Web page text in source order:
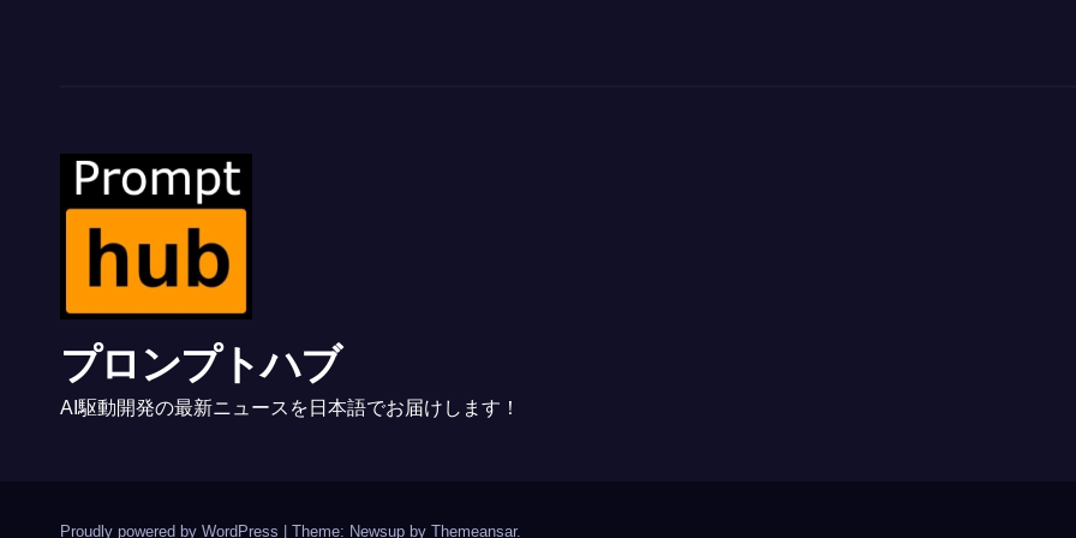
プロンプトハブ
AI駆動開発の最新ニュースを日本語でお届けします！
Proudly powered by WordPress Theme: Newsup by Themeansar.